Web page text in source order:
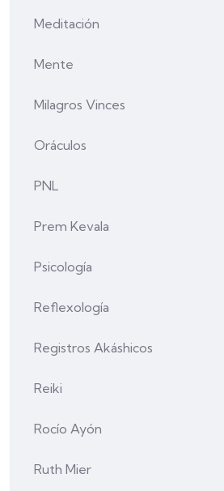
Meditación
Mente
Milagros Vinces
Oráculos
PNL
Prem Kevala
Psicología
Reflexología
Registros Akáshicos
Reiki
Rocío Ayón
Ruth Mier